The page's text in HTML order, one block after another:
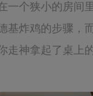
个狭小的房间
基炸鸡的步骤，
走神拿起了桌上